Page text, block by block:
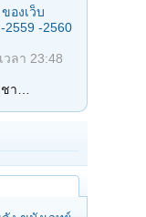
องเว็บ
2559 -2560
วลา 23:48
า…